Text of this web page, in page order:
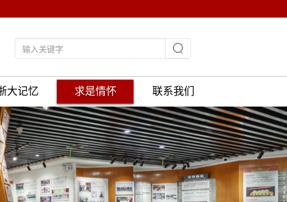
大记忆 求是情怀 联系我们